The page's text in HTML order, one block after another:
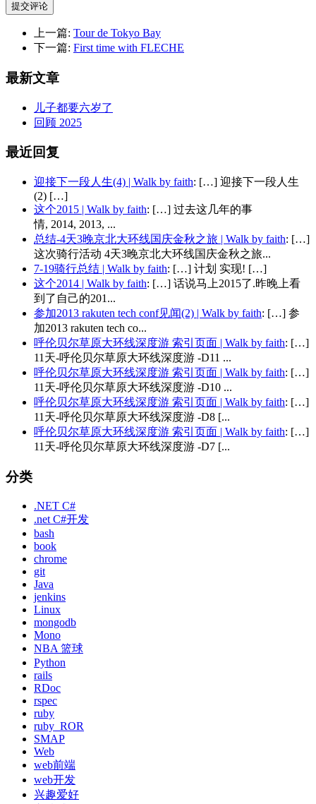
提交评论
上一篇: Tour de Tokyo Bay
下一篇: First time with FLECHE
最新文章
儿子都要六岁了
回顾 2025
最近回复
迎接下一段人生(4) | Walk by faith: […] 迎接下一段人生
(2) […]
这个2015 | Walk by faith: […] 过去这几年的事
情, 2014, 2013, ...
总结-4天3晚京北大环线国庆金秋之旅 | Walk by faith: […]
这次骑行活动 4天3晚京北大环线国庆金秋之旅...
7-19骑行总结 | Walk by faith: […] 计划 实现! […]
这个2014 | Walk by faith: […] 话说马上2015了.昨晚上看
到了自己的201...
参加2013 rakuten tech conf见闻(2) | Walk by faith: […] 参
加2013 rakuten tech co...
呼伦贝尔草原大环线深度游 索引页面 | Walk by faith: […]
11天-呼伦贝尔草原大环线深度游 -D11 ...
呼伦贝尔草原大环线深度游 索引页面 | Walk by faith: […]
11天-呼伦贝尔草原大环线深度游 -D10 ...
呼伦贝尔草原大环线深度游 索引页面 | Walk by faith: […]
11天-呼伦贝尔草原大环线深度游 -D8 [...
呼伦贝尔草原大环线深度游 索引页面 | Walk by faith: […]
11天-呼伦贝尔草原大环线深度游 -D7 [...
分类
.NET C#
.net C#开发
bash
book
chrome
git
Java
jenkins
Linux
mongodb
Mono
NBA 篮球
Python
rails
RDoc
rspec
ruby
ruby_ROR
SMAP
Web
web前端
web开发
兴趣爱好